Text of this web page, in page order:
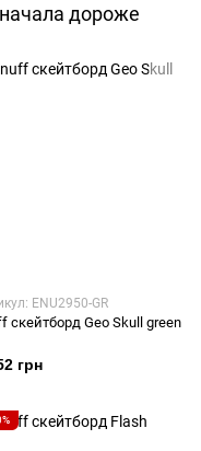
дороже
ENU2950-GR
скейтборд Geo Skull green
грн